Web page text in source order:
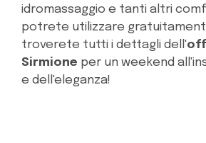
idromassaggio e tanti altri
potrete utilizzare
troverete tutti i dettagli dell'
Sirmione per un weekend
e dell'eleganza!